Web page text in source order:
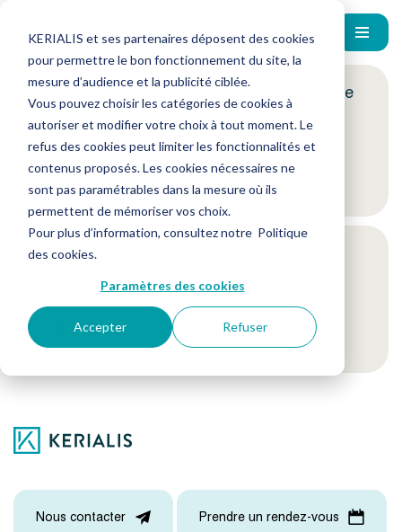
KERIALIS et ses partenaires déposent des cookies
pour permettre le bon fonctionnement du site, la
mesure d’audience et la publicité ciblée.
Vous pouvez choisir les catégories de cookies à
autoriser et modifier votre choix à tout moment. Le
refus des cookies peut limiter les fonctionnalités et
contenus proposés. Les cookies nécessaires ne
sont pas paramétrables dans la mesure où ils
permettent de mémoriser vos choix.
Pour plus d’information, consultez notre Politique
des cookies.
Paramètres des cookies
Accepter Refuser
Encore plus d'actus ? Inscrivez-vous à notre
newsletter !
Je m'inscris
Suivez-nous sur nos réseaux sociaux
Nous contacter Prendre un rendez-vous